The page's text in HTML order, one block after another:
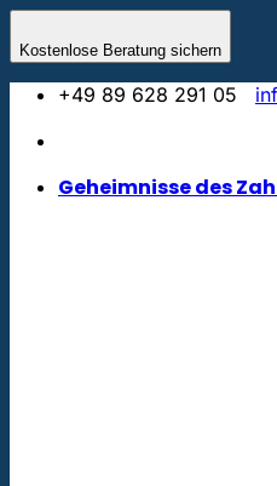
Kostenlose Beratung sichern
+49 89 628 291 05
Geheimnisse des